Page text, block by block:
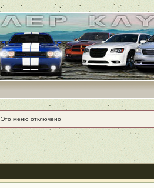
Это меню отключено